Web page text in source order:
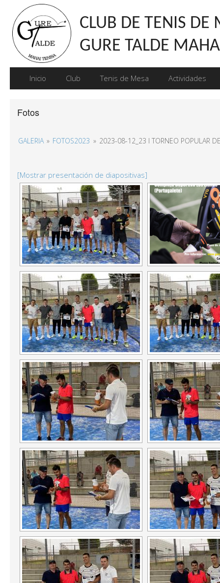
CLUB DE TENIS DE
GURE TALDE
Inicio Club Tenis de Mesa Actividades
Fotos
GALERIA » FOTOS2023 » 2023-08-12_23 I TORNEO POPULAR
[Mostrar presentación de diapositivas]